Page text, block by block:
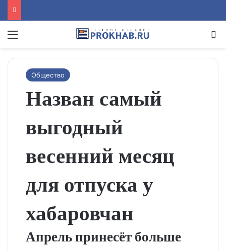
Menu
Общество
Назван самый
выгодный
весенний месяц
для отпуска у
хабаровчан
Апрель принесёт больше